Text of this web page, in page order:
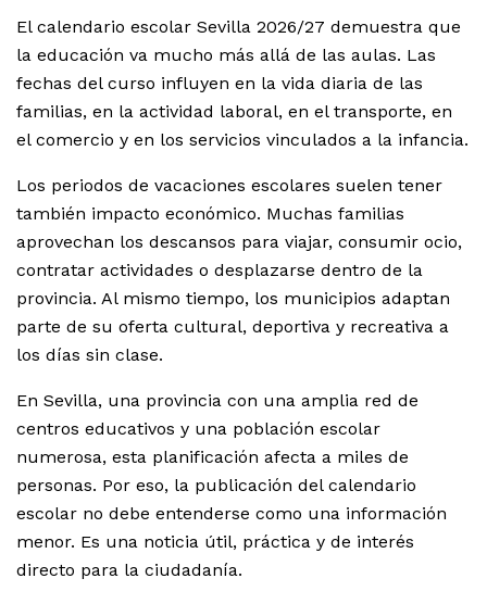
El calendario escolar Sevilla 2026/27 demuestra que
la educación va mucho más allá de las aulas. Las
fechas del curso influyen en la vida diaria de las
familias, en la actividad laboral, en el transporte, en
el comercio y en los servicios vinculados a la infancia.
Los periodos de vacaciones escolares suelen tener
también impacto económico. Muchas familias
aprovechan los descansos para viajar, consumir ocio,
contratar actividades o desplazarse dentro de la
provincia. Al mismo tiempo, los municipios adaptan
parte de su oferta cultural, deportiva y recreativa a
los días sin clase.
En Sevilla, una provincia con una amplia red de
centros educativos y una población escolar
numerosa, esta planificación afecta a miles de
personas. Por eso, la publicación del calendario
escolar no debe entenderse como una información
menor. Es una noticia útil, práctica y de interés
directo para la ciudadanía.